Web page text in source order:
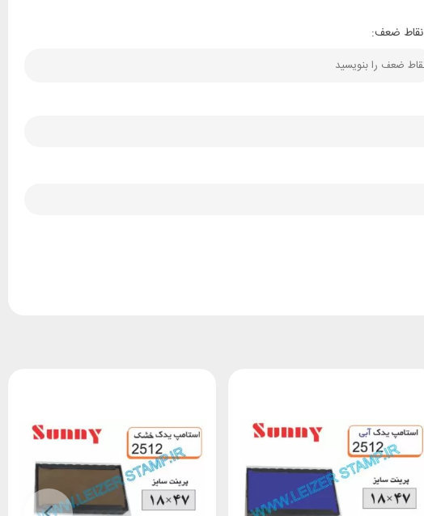
نقاط ضعف: